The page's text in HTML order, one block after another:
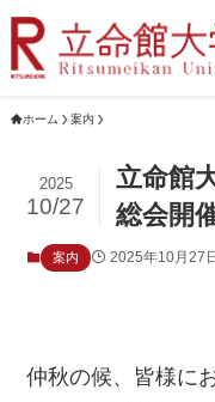
ホーム 案内
立命館
総会開
2025
10/27
案内 2025年10月27日
仲秋の候、皆様に